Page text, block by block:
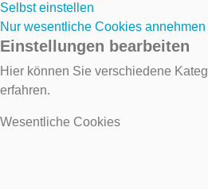
Selbst einstellen
Nur wesentliche Cookies annehmen
Einstellungen bearbeiten
Hier können Sie verschiedene
erfahren.
Wesentliche Cookies